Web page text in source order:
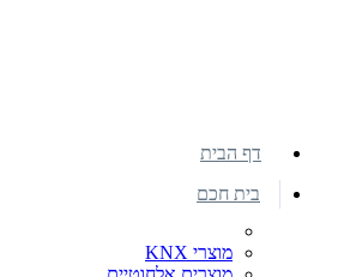
דף הבית
בית חכם
מוצרי KNX